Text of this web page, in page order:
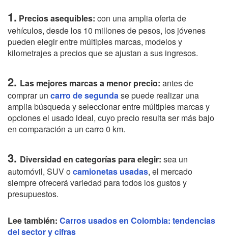
1. Precios asequibles: con una amplia oferta de
vehículos, desde los 10 millones de pesos, los jóvenes
pueden elegir entre múltiples marcas, modelos y
kilometrajes a precios que se ajustan a sus ingresos.
2. Las mejores marcas a menor precio: antes de
comprar un carro de segundase puede realizar una
amplia búsqueda y seleccionar entre múltiples marcas y
opciones el usado ideal, cuyo precio resulta ser más bajo
en comparación a un carro 0 km.
3. Diversidad en categorías para elegir: sea un
automóvil, SUV ocamionetas usadas, el mercado
siempre ofrecerá variedad para todos los gustos y
presupuestos.
Lee también: Carros usados en Colombia: tendencias
del sector y cifras